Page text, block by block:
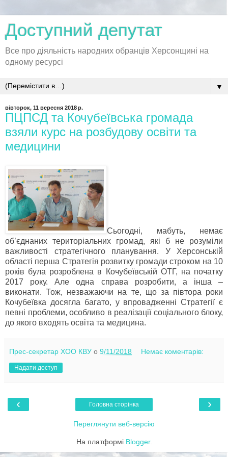
Доступний депутат
Все про діяльність народних обранців Херсонщині на
одному ресурсі
▼
вівторок, 11 вересня 2018 р.
ПЦПСД та Кочубеївська громада
взяли курс на розбудову освіти та
медицини
Сьогодні, мабуть, немає
об’єднаних територіальних громад, які б не розуміли
важливості стратегічного планування. У Херсонській
області перша Стратегія розвитку громади строком на 10
років була розроблена в Кочубеївській ОТГ, на початку
2017 року. Але одна справа розробити, а інша –
виконати. Тож, незважаючи на те, що за півтора роки
Кочубеївка досягла багато, у впровадженні Стратегії є
певні проблеми, особливо в реалізації соціального блоку,
до якого входять освіта та медицина.
Прес-секретар ХОО КВУ о 9/11/2018 Немає коментарів:
Надати доступ
‹ ›
Головна сторінка
Переглянути веб-версію
На платформі Blogger.